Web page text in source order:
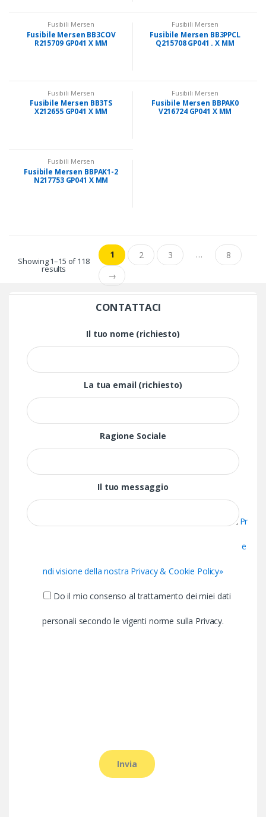
Fusibili Mersen
Fusibile Mersen BB3COV
R215709 GP041 X MM
Fusibili Mersen
Fusibile Mersen BB3PPCL
Q215708 GP041 . X MM
Fusibili Mersen
Fusibile Mersen BB3TS
X212655 GP041 X MM
Fusibili Mersen
Fusibile Mersen BBPAK0
V216724 GP041 X MM
Fusibili Mersen
Fusibile Mersen BBPAK1-2
N217753 GP041 X MM
Showing 1–15 of 118
results
1 2 3 …
8
→
CONTATTACI
Il tuo nome (richiesto)
La tua email (richiesto)
Ragione Sociale
Il tuo messaggio
Pr
e
ndi visione della nostra Privacy & Cookie Policy»
Do il mio consenso al trattamento dei miei dati
personali secondo le vigenti norme sulla Privacy.